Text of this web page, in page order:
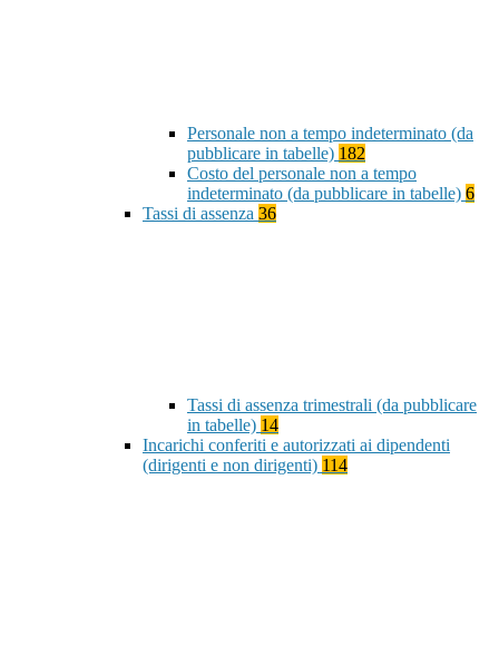
Personale non a tempo indeterminato (da
pubblicare in tabelle) 182
Costo del personale non a tempo
indeterminato (da pubblicare in tabelle) 6
Tassi di assenza 36
Tassi di assenza trimestrali (da pubblicare
in tabelle) 14
Incarichi conferiti e autorizzati ai dipendenti
(dirigenti e non dirigenti) 114